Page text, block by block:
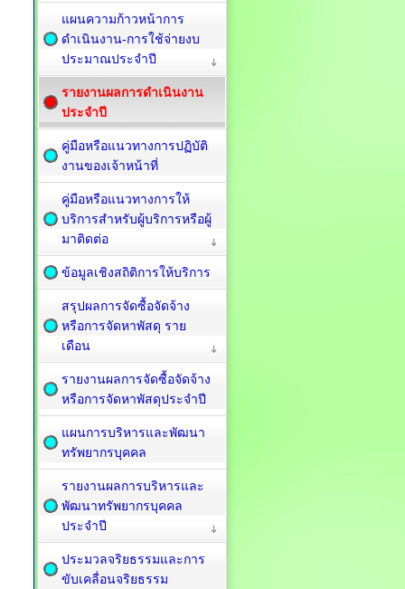
แผนความก้าวหน้าการ
ดำเนินงาน-การใช้จ่ายงบ
ประมาณประจำปี
รายงานผลการดำเนินงาน
ประจำปี
คู่มือหรือแนวทางการปฏิบัติ
งานของเจ้าหน้าที่
คู่มือหรือแนวทางการให้
บริการสำหรับผู้บริการหรือผู้
มาติดต่อ
ข้อมูลเชิงสถิติการให้บริการ
สรุปผลการจัดซื้อจัดจ้าง
หรือการจัดหาพัสดุ ราย
เดือน
รายงานผลการจัดซื้อจัดจ้าง
หรือการจัดหาพัสดุประจำปี
แผนการบริหารและพัฒนา
ทรัพยากรบุคคล
รายงานผลการบริหารและ
พัฒนาทรัพยากรบุคคล
ประจำปี
ประมวลจริยธรรมและการ
ขับเคลื่อนจริยธรรม